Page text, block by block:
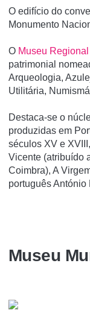
O edifí­cio do
Monumento
O Museu
patrimonial
Arqueologia,
Utilitária,
Destaca-se o
produzidas em
séculos XV e
Vicente (atribuído
Coimbra), A
português António
Museu